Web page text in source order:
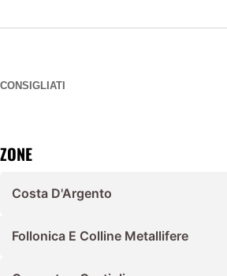
CONSIGLIATI
ZONE
Costa D'Argento
Follonica E Colline Metallifere